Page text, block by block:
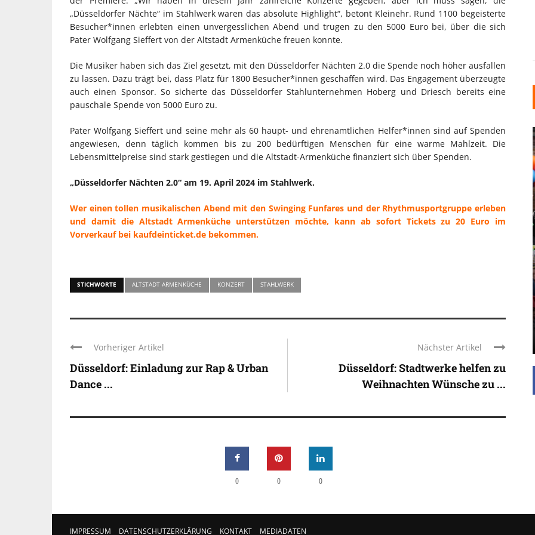
„Düsseldorfer Nächte“ im Stahlwerk waren das absolute Highlight“, betont Kleinehr. Rund 1100 begeisterte
Besucher*innen erlebten einen unvergesslichen Abend und trugen zu den 5000 Euro bei, über die sich
Pater Wolfgang Sieffert von der Altstadt Armenküche freuen konnte.
Die Musiker haben sich das Ziel gesetzt, mit den Düsseldorfer Nächten 2.0 die Spende noch höher ausfallen
zu lassen. Dazu trägt bei, dass Platz für 1800 Besucher*innen geschaffen wird. Das Engagement überzeugte
auch einen Sponsor. So sicherte das Düsseldorfer Stahlunternehmen Hoberg und Driesch bereits eine
pauschale Spende von 5000 Euro zu.
Pater Wolfgang Sieffert und seine mehr als 60 haupt- und ehrenamtlichen Helfer*innen sind auf Spenden
angewiesen, denn täglich kommen bis zu 200 bedürftigen Menschen für eine warme Mahlzeit. Die
Lebensmittelpreise sind stark gestiegen und die Altstadt-Armenküche finanziert sich über Spenden.
„Düsseldorfer Nächten 2.0“ am 19. April 2024 im Stahlwerk.
Wer einen tollen musikalischen Abend mit den Swinging Funfares und der Rhythmusportgruppe erleben
und damit die Altstadt Armenküche unterstützen möchte, kann ab sofort Tickets zu 20 Euro im
Vorverkauf bei kaufdeinticket.de bekommen.
STICHWORTE ALTSTADT ARMENKÜCHE KONZERT STAHLWERK
Vorheriger Artikel
Düsseldorf: Einladung zur Rap & Urban
Dance ...
Nächster Artikel
Düsseldorf: Stadtwerke helfen zu
Weihnachten Wünsche zu ...
0 0 0
INDUSTRIELLER CHIC: WIE
IMPRESSUM DATENSCHUTZERKLÄRUNG KONTAKT MEDIADATEN